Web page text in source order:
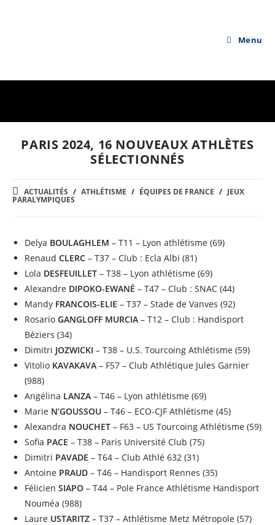
Menu
PARIS 2024, 16 NOUVEAUX ATHLÈTES
SÉLECTIONNÉS
POST
CATEGORY:
ACTUALITÉS / ATHLÉTISME / ÉQUIPES DE FRANCE / JEUX
PARALYMPIQUES
Delya BOULAGHLEM – T11 – Lyon athlétisme (69)
Renaud CLERC – T37 – Club : Ecla Albi (81)
Lola DESFEUILLET – T38 – Lyon athlétisme (69)
Alexandre DIPOKO-EWANÉ – T47 – Club : SNAC (44)
Mandy FRANCOIS-ELIE – T37 – Stade de Vanves (92)
Rosario GANGLOFF MURCIA – T12 – Club : Handisport
Béziers (34)
Dimitri JOZWICKI – T38 – U.S. Tourcoing Athlétisme (59)
Vitolio KAVAKAVA – F57 – Club Athlétique Jules Garnier
(988)
Angélina LANZA – T46 – Lyon athlétisme (69)
Marie N’GOUSSOU – T46 – ECO-CJF Athlétisme (45)
Alexandra NOUCHET – F63 – US Tourcoing Athlétisme (59)
Sofia PACE – T38 – Paris Université Club (75)
Dimitri PAVADE – T64 – Club Athlé 632 (31)
Antoine PRAUD – T46 – Handisport Rennes (35)
Félicien SIAPO – T44 – Pole France Athlétisme Handisport
Nouméa (988)
Laure USTARITZ – T37 – Athlétisme Metz Métropole (57)